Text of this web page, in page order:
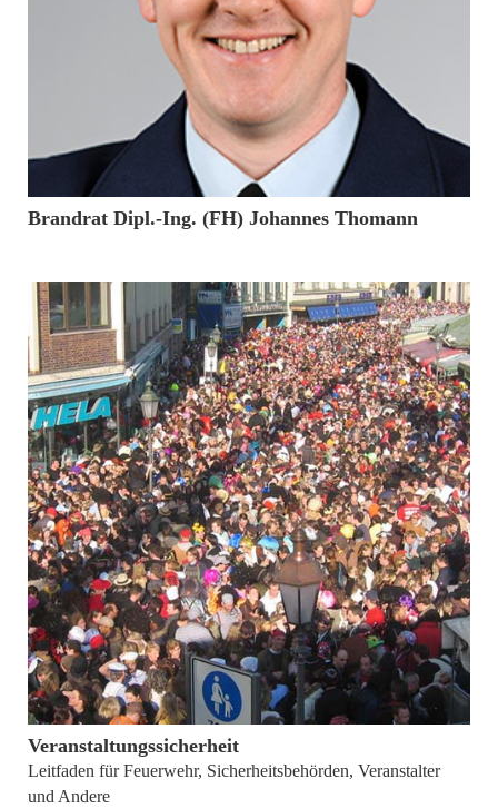
22. November 2016
Brandrat Dipl.-Ing. (FH) Johannes Thomann
10. Februar 2016
Veranstaltungssicherheit
Leitfaden für Feuerwehr, Sicherheitsbehörden, Veranstalter
und Andere